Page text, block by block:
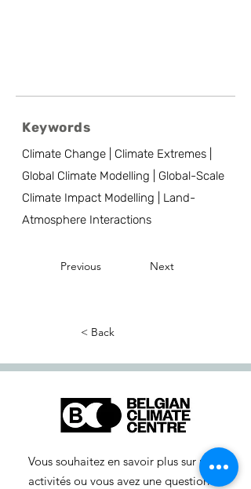
Keywords
Climate Change | Climate Extremes |
Global Climate Modelling | Global-Scale
Climate Impact Modelling | Land-
Atmosphere Interactions
Previous Next
< Back
Vous souhaitez en savoir plus sur nos
activités ou vous avez une question ?